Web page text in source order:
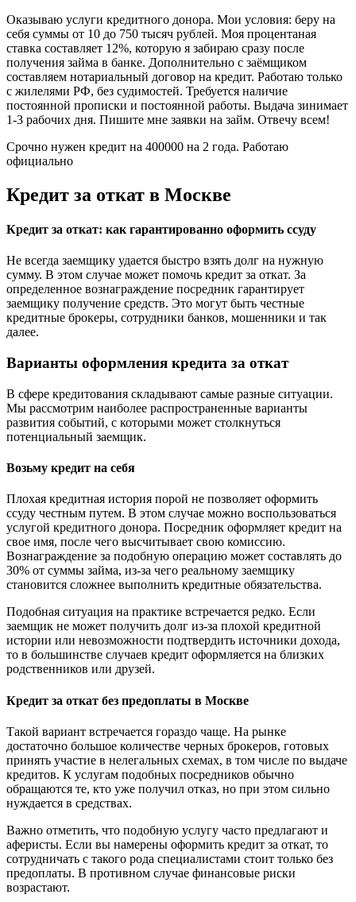
Оказываю услуги кредитного донора. Мои условия: беру на
себя суммы от 10 до 750 тысяч рублей. Моя процентаная
ставка составляет 12%, которую я забираю сразу после
получения займа в банке. Дополнительно с заёмщиком
составляем нотариальный договор на кредит. Работаю только
с жилелями РФ, без судимостей. Требуется наличие
постоянной прописки и постоянной работы. Выдача зинимает
1-3 рабочих дня. Пишите мне заявки на займ. Отвечу всем!
Срочно нужен кредит на 400000 на 2 года. Работаю
официально
Кредит за откат в Москве
Кредит за откат: как гарантированно оформить ссуду
Не всегда заемщику удается быстро взять долг на нужную
сумму. В этом случае может помочь кредит за откат. За
определенное вознаграждение посредник гарантирует
заемщику получение средств. Это могут быть честные
кредитные брокеры, сотрудники банков, мошенники и так
далее.
Варианты оформления кредита за откат
В сфере кредитования складывают самые разные ситуации.
Мы рассмотрим наиболее распространенные варианты
развития событий, с которыми может столкнуться
потенциальный заемщик.
Возьму кредит на себя
Плохая кредитная история порой не позволяет оформить
ссуду честным путем. В этом случае можно воспользоваться
услугой кредитного донора. Посредник оформляет кредит на
свое имя, после чего высчитывает свою комиссию.
Вознаграждение за подобную операцию может составлять до
30% от суммы займа, из-за чего реальному заемщику
становится сложнее выполнить кредитные обязательства.
Подобная ситуация на практике встречается редко. Если
заемщик не может получить долг из-за плохой кредитной
истории или невозможности подтвердить источники дохода,
то в большинстве случаев кредит оформляется на близких
родственников или друзей.
Кредит за откат без предоплаты в Москве
Такой вариант встречается гораздо чаще. На рынке
достаточно большое количестве черных брокеров, готовых
принять участие в нелегальных схемах, в том числе по выдаче
кредитов. К услугам подобных посредников обычно
обращаются те, кто уже получил отказ, но при этом сильно
нуждается в средствах.
Важно отметить, что подобную услугу часто предлагают и
аферисты. Если вы намерены оформить кредит за откат, то
сотрудничать с такого рода специалистами стоит только без
предоплаты. В противном случае финансовые риски
возрастают.